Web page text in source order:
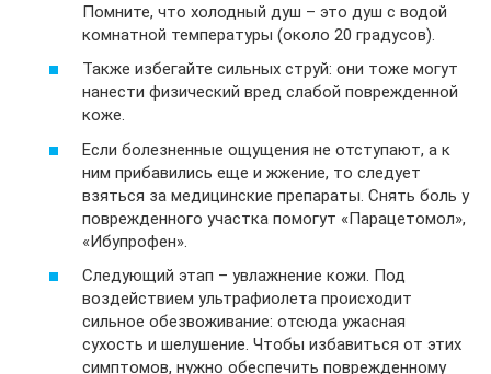
Помните, что холодный душ – это душ с водой
комнатной температуры (около 20 градусов).
Также избегайте сильных струй: они тоже могут
нанести физический вред слабой поврежденной
коже.
Если болезненные ощущения не отступают, а к
ним прибавились еще и жжение, то следует
взяться за медицинские препараты. Снять боль у
поврежденного участка помогут «Парацетомол»,
«Ибупрофен».
Следующий этап – увлажнение кожи. Под
воздействием ультрафиолета происходит
сильное обезвоживание: отсюда ужасная
сухость и шелушение. Чтобы избавиться от этих
симптомов, нужно обеспечить поврежденному